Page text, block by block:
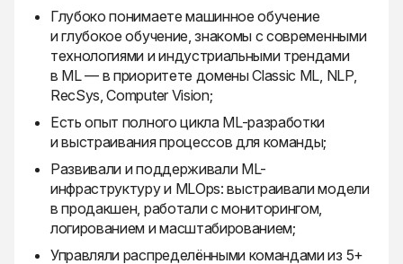
Глубоко понимаете машинное обучение
и глубокое обучение, знакомы с современными
технологиями и индустриальными трендами
в ML — в приоритете домены Classic ML, NLP,
RecSys, Computer Vision;
Есть опыт полного цикла ML-разработки
и выстраивания процессов для команды;
Развивали и поддерживали ML-
инфраструктуру и MLOps: выстраивали модели
в продакшен, работали с мониторингом,
логированием и масштабированием;
Управляли распределёнными командами из 5+